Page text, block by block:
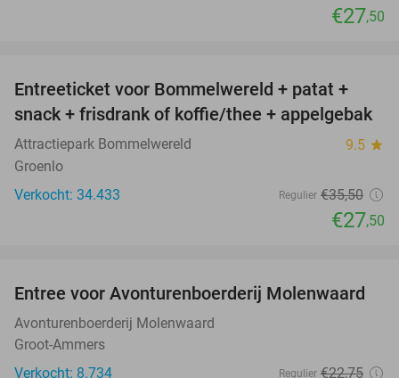
€27,50
23%
Entreeticket voor Bommelwereld + patat +
snack + frisdrank of koffie/thee + appelgebak
Attractiepark Bommelwereld 9.5 star
Groenlo
Verkocht: 34.433
Regulier €35,50
€27,50
27%
Entree voor Avonturenboerderij Molenwaard
Avonturenboerderij Molenwaard
Groot-Ammers
Verkocht: 8.734
Regulier €22,75